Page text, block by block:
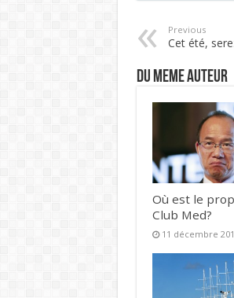
Previous
Cet été,
DU MEME AUTEUR
Où est le
Club Med?
11 décembre